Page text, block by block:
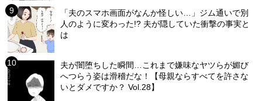
「夫のスマホ画面がなんか怪しい…」ジム通いで別
人のように変わった!? 夫が隠していた衝撃の事実と
は
夫が闇堕ちした瞬間…これまで嫌味なヤツらが媚び
へつらう姿は滑稽だな！【母親ならすべてを許さな
いとダメですか？ Vol.28】